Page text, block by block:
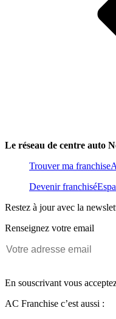
Le réseau de centre auto
Trouver ma franchise
Devenir franchisé
Restez à jour avec la
Renseignez votre email
En souscrivant vous
AC Franchise c’est aussi :